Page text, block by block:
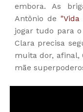
embora. As
Antônio de "Vida
jogar tudo para
Clara precisa
muita dor, afinal,
mãe